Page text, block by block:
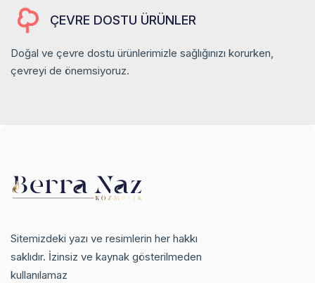
ÇEVRE DOSTU ÜRÜNLER
Doğal ve çevre dostu ürünlerimizle sağlığınızı korurken,
çevreyi de önemsiyoruz.
Sitemizdeki yazı ve resimlerin her hakkı
saklıdır. İzinsiz ve kaynak gösterilmeden
kullanılamaz